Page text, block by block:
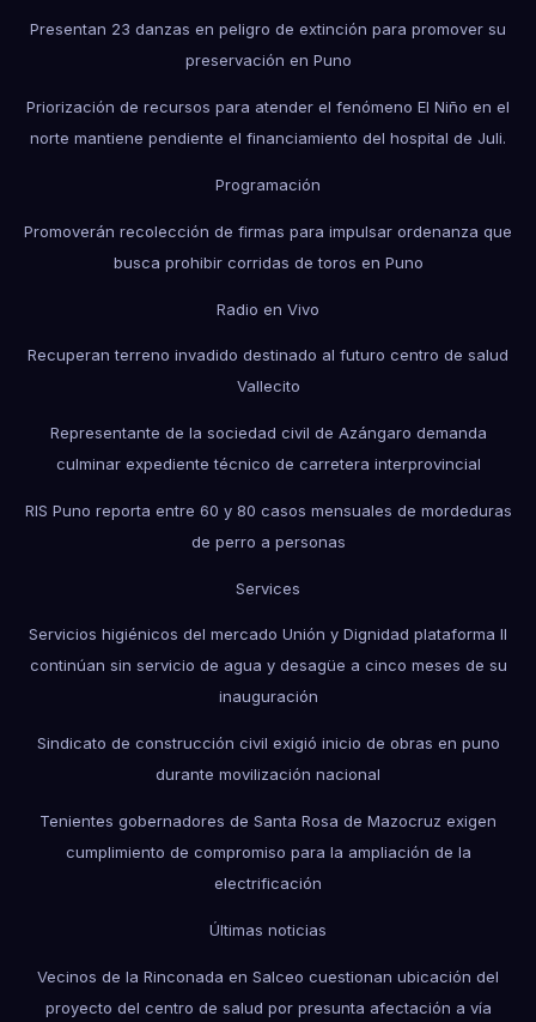
Presentan 23 danzas en peligro de extinción para promover su
preservación en Puno
Priorización de recursos para atender el fenómeno El Niño en el
norte mantiene pendiente el financiamiento del hospital de Juli.
Programación
Promoverán recolección de firmas para impulsar ordenanza que
busca prohibir corridas de toros en Puno
Radio en Vivo
Recuperan terreno invadido destinado al futuro centro de salud
Vallecito
Representante de la sociedad civil de Azángaro demanda
culminar expediente técnico de carretera interprovincial
RIS Puno reporta entre 60 y 80 casos mensuales de mordeduras
de perro a personas
Services
Servicios higiénicos del mercado Unión y Dignidad plataforma II
continúan sin servicio de agua y desagüe a cinco meses de su
inauguración
Sindicato de construcción civil exigió inicio de obras en puno
durante movilización nacional
Tenientes gobernadores de Santa Rosa de Mazocruz exigen
cumplimiento de compromiso para la ampliación de la
electrificación
Últimas noticias
Vecinos de la Rinconada en Salceo cuestionan ubicación del
proyecto del centro de salud por presunta afectación a vía